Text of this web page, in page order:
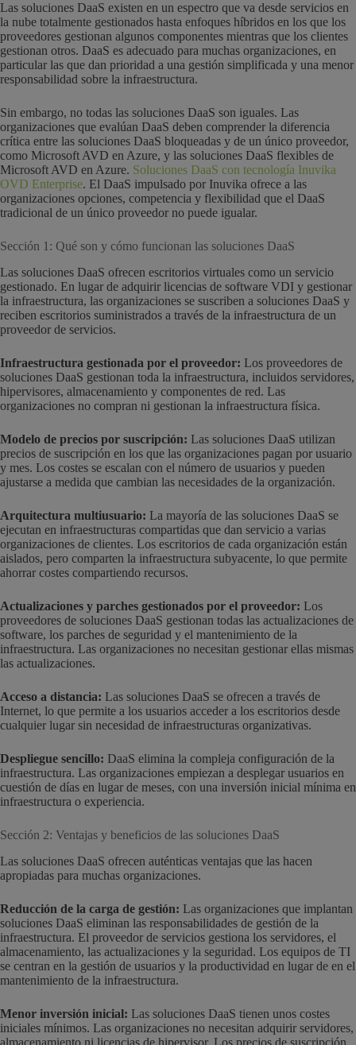
Las soluciones DaaS existen en un espectro que va desde servicios en
la nube totalmente gestionados hasta enfoques híbridos en los que los
proveedores gestionan algunos componentes mientras que los clientes
gestionan otros. DaaS es adecuado para muchas organizaciones, en
particular las que dan prioridad a una gestión simplificada y una menor
responsabilidad sobre la infraestructura.
Sin embargo, no todas las soluciones DaaS son iguales. Las
organizaciones que evalúan DaaS deben comprender la diferencia
crítica entre las soluciones DaaS bloqueadas y de un único proveedor,
como Microsoft AVD en Azure, y las soluciones DaaS flexibles de
Microsoft AVD en Azure. Soluciones DaaS con tecnología Inuvika
OVD Enterprise. El DaaS impulsado por Inuvika ofrece a las
organizaciones opciones, competencia y flexibilidad que el DaaS
tradicional de un único proveedor no puede igualar.
Sección 1: Qué son y cómo funcionan las soluciones DaaS
Las soluciones DaaS ofrecen escritorios virtuales como un servicio
gestionado. En lugar de adquirir licencias de software VDI y gestionar
la infraestructura, las organizaciones se suscriben a soluciones DaaS y
reciben escritorios suministrados a través de la infraestructura de un
proveedor de servicios.
Infraestructura gestionada por el proveedor: Los proveedores de
soluciones DaaS gestionan toda la infraestructura, incluidos servidores,
hipervisores, almacenamiento y componentes de red. Las
organizaciones no compran ni gestionan la infraestructura física.
Modelo de precios por suscripción: Las soluciones DaaS utilizan
precios de suscripción en los que las organizaciones pagan por usuario
y mes. Los costes se escalan con el número de usuarios y pueden
ajustarse a medida que cambian las necesidades de la organización.
Arquitectura multiusuario: La mayoría de las soluciones DaaS se
ejecutan en infraestructuras compartidas que dan servicio a varias
organizaciones de clientes. Los escritorios de cada organización están
aislados, pero comparten la infraestructura subyacente, lo que permite
ahorrar costes compartiendo recursos.
Actualizaciones y parches gestionados por el proveedor: Los
proveedores de soluciones DaaS gestionan todas las actualizaciones de
software, los parches de seguridad y el mantenimiento de la
infraestructura. Las organizaciones no necesitan gestionar ellas mismas
las actualizaciones.
Acceso a distancia: Las soluciones DaaS se ofrecen a través de
Internet, lo que permite a los usuarios acceder a los escritorios desde
cualquier lugar sin necesidad de infraestructuras organizativas.
Despliegue sencillo: DaaS elimina la compleja configuración de la
infraestructura. Las organizaciones empiezan a desplegar usuarios en
cuestión de días en lugar de meses, con una inversión inicial mínima en
infraestructura o experiencia.
Sección 2: Ventajas y beneficios de las soluciones DaaS
Las soluciones DaaS ofrecen auténticas ventajas que las hacen
apropiadas para muchas organizaciones.
Reducción de la carga de gestión: Las organizaciones que implantan
soluciones DaaS eliminan las responsabilidades de gestión de la
infraestructura. El proveedor de servicios gestiona los servidores, el
almacenamiento, las actualizaciones y la seguridad. Los equipos de TI
se centran en la gestión de usuarios y la productividad en lugar de en el
mantenimiento de la infraestructura.
Menor inversión inicial: Las soluciones DaaS tienen unos costes
iniciales mínimos. Las organizaciones no necesitan adquirir servidores,
almacenamiento ni licencias de hipervisor. Los precios de suscripción